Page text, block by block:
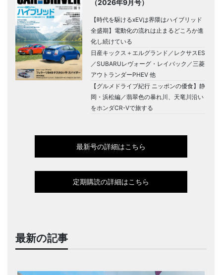
（2026年9月号）
【時代を駆けるxEVは界隈はハイブリッド
全盛期】電動化の流れは止まるどころか進
化し続けている
日産キックス＋エルグランド／レクサスES
／SUBARUレヴォーグ・レイバック／三菱
アウトランダーPHEV 他
【グルメドライブ紀行 ニッポンの優食】静
岡・浜松編／翡翠色の暴れ川、天竜川沿い
をホンダCR-Vで旅する
最新号の詳細はこちら
定期購読の詳細はこちら
最新の記事